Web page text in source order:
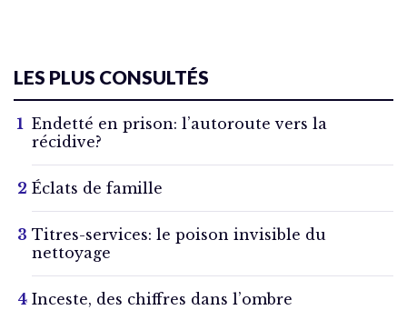
LES PLUS CONSULTÉS
Endetté en prison: l’autoroute vers la
récidive?
Éclats de famille
Titres-services: le poison invisible du
nettoyage
Inceste, des chiffres dans l’ombre